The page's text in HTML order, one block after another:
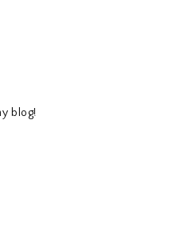
blog!